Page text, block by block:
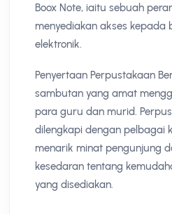
Boox Note, iaitu sebuah
menyediakan akses kepada
elektronik.
Penyertaan Perpustakaan
sambutan yang amat
para guru dan murid.
dilengkapi dengan pelbagai
menarik minat pengunjung
kesedaran tentang
yang disediakan.